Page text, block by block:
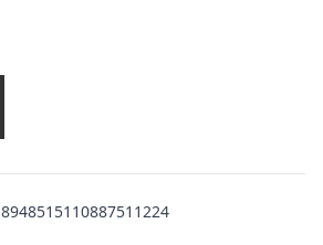
8948515110887511224